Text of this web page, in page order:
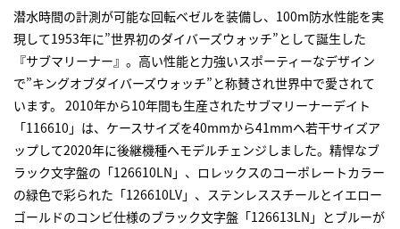
潜水時間の計測が可能な回転ベゼルを装備し、100m防水性能を実
現して1953年に”世界初のダイバーズウォッチ”として誕生した
『サブマリーナー』。高い性能と力強いスポーティーなデザイン
で”キングオブダイバーズウォッチ”と称賛され世界中で愛されて
います。 2010年から10年間も生産されたサブマリーナーデイト
「116610」は、ケースサイズを40mmから41mmへ若干サイズア
ップして2020年に後継機種へモデルチェンジしました。精悍なブ
ラック文字盤の「126610LN」、ロレックスのコーポレートカラー
の緑色で彩られた「126610LV」、ステンレススチールとイエロー
ゴールドのコンビ仕様のブラック文字盤「126613LN」とブルーが